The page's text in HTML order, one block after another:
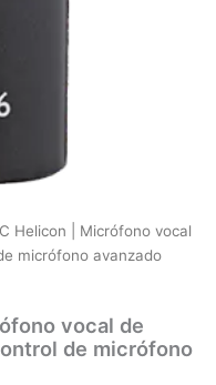
Helicon | Micrófono vocal
micrófono avanzado
vocal de
de micrófono